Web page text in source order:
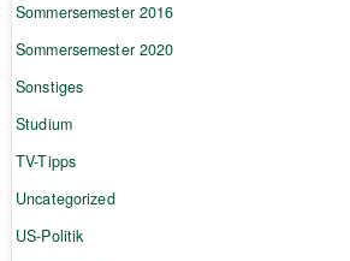
Sommersemester 2016
Sommersemester 2020
Sonstiges
Studium
TV-Tipps
Uncategorized
US-Politik